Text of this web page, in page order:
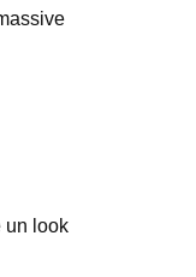
un look